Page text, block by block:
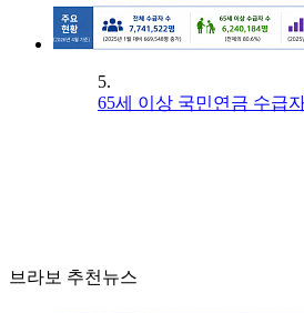
5.
65세 이상 국민연금 수급
브라보 추천뉴스